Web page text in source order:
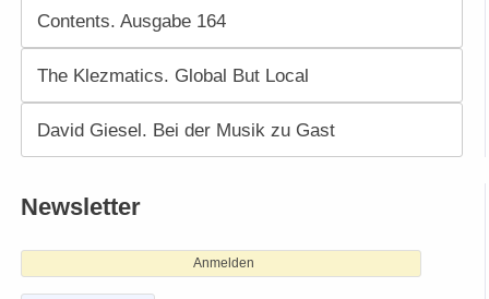
Contents. Ausgabe 164
The Klezmatics. Global But Local
David Giesel. Bei der Musik zu Gast
Newsletter
Anmelden